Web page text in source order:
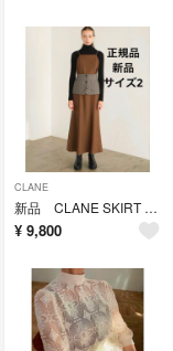
CLANE
新品 CLANE SKIRT SET MERMAID LINE ONEPIECE
¥ 9,800